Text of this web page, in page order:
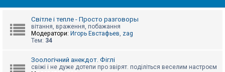
Світле і тепле - Просто разговоры
вітання, враження, побажання
Модератори: Игорь Евстафьев, zag
Тем: 34
Зоологічний анекдот. Фіглі
свіжі і не дуже дотепи про звірят. поділіться веселим настроєм